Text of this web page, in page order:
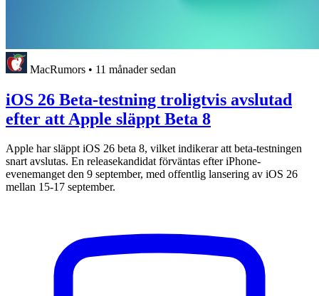
MacRumors • 11 månader sedan
iOS 26 Beta-testning troligtvis avslutad
efter att Apple släppt Beta 8
Apple har släppt iOS 26 beta 8, vilket indikerar att beta-testningen
snart avslutas. En releasekandidat förväntas efter iPhone-
evenemanget den 9 september, med offentlig lansering av iOS 26
mellan 15-17 september.